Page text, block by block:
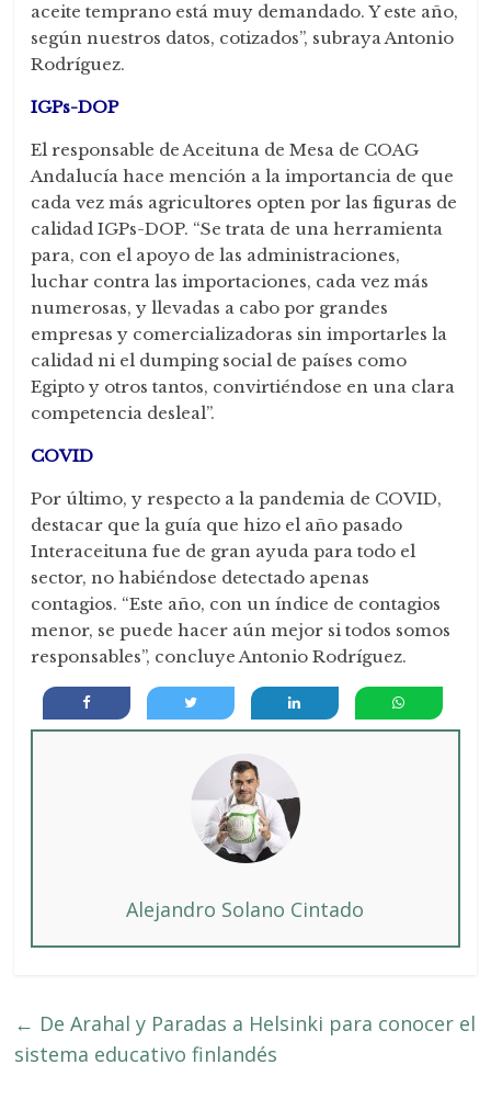
aceite temprano está muy demandado. Y este año,
según nuestros datos, cotizados”, subraya Antonio
Rodríguez.
IGPs-DOP
El responsable de Aceituna de Mesa de COAG
Andalucía hace mención a la importancia de que
cada vez más agricultores opten por las figuras de
calidad IGPs-DOP. “Se trata de una herramienta
para, con el apoyo de las administraciones,
luchar contra las importaciones, cada vez más
numerosas, y llevadas a cabo por grandes
empresas y comercializadoras sin importarles la
calidad ni el dumping social de países como
Egipto y otros tantos, convirtiéndose en una clara
competencia desleal”.
COVID
Por último, y respecto a la pandemia de COVID,
destacar que la guía que hizo el año pasado
Interaceituna fue de gran ayuda para todo el
sector, no habiéndose detectado apenas
contagios. “Este año, con un índice de contagios
menor, se puede hacer aún mejor si todos somos
responsables”, concluye Antonio Rodríguez.
Alejandro Solano Cintado
← De Arahal y Paradas a Helsinki para conocer el
sistema educativo finlandés